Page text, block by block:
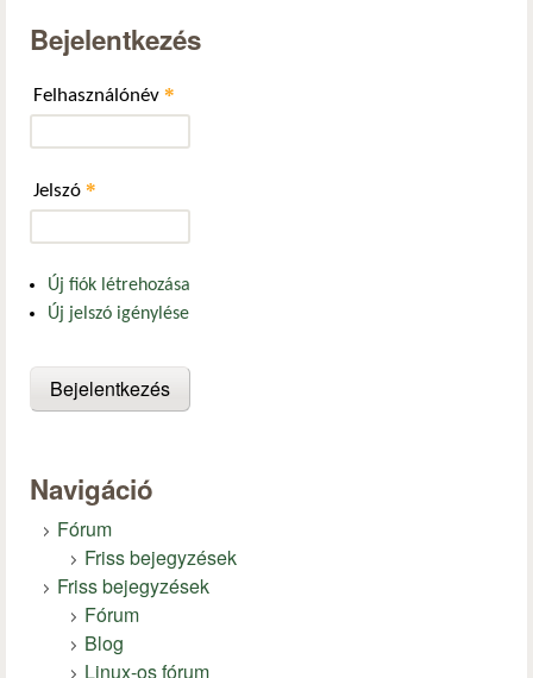
Bejelentkezés
Felhasználónév *
Jelszó *
Új fiók létrehozása
Új jelszó igénylése
Navigáció
Fórum
Friss bejegyzések
Friss bejegyzések
Fórum
Blog
Linux-os fórum